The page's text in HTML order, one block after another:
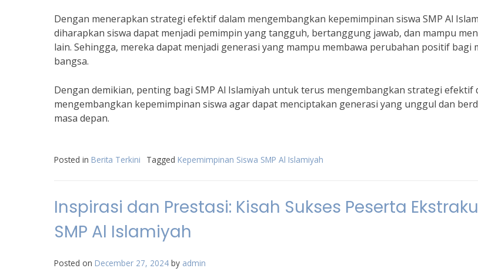
Dengan menerapkan strategi efektif dalam mengembangkan kepemimpinan siswa SMP Al
diharapkan siswa dapat menjadi pemimpin yang tangguh, bertanggung jawab, dan mampu
lain. Sehingga, mereka dapat menjadi generasi yang mampu membawa perubahan positif bagi
bangsa.
Dengan demikian, penting bagi SMP Al Islamiyah untuk terus mengembangkan strategi efektif
mengembangkan kepemimpinan siswa agar dapat menciptakan generasi yang unggul dan
masa depan.
Posted in Berita Terkini Tagged Kepemimpinan Siswa SMP Al Islamiyah
Inspirasi dan Prestasi: Kisah Sukses Peserta
SMP Al Islamiyah
Posted on December 27, 2024 by admin